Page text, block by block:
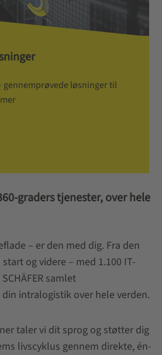
gennemprøvede løsninger til
graders tjenester, over hele
– er den med dig. Fra den
og videre – med 1.100 IT-
samlet
intralogistik over hele verden.
taler vi dit sprog og støtter dig
livscyklus gennem direkte, én-